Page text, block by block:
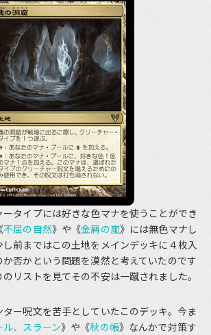
タイプには好きな色マナを使うことができ
不屈の自然》や《金屑の嵐》には無色マナし
前まではこの土地をメインデッキに４枚入
否かという問題を漠然と考えていたのです
のリストを見てその不安は一蹴されました。
ー呪文を苦手としていたこのデッキ。今ま
、スラーン》や《秋の帳》なんかで対策す